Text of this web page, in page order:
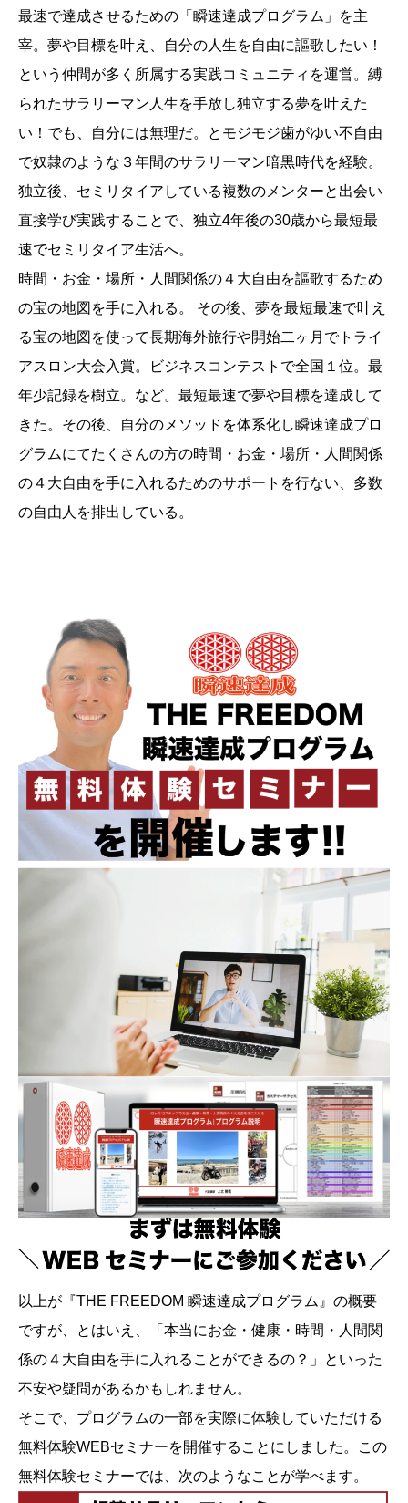
最速で達成させるための「瞬速達成プログラム」を主
宰。夢や目標を叶え、自分の人生を自由に謳歌したい！
という仲間が多く所属する実践コミュニティを運営。縛
られたサラリーマン人生を手放し独立する夢を叶えた
い！でも、自分には無理だ。とモジモジ歯がゆい不自由
で奴隷のような３年間のサラリーマン暗黒時代を経験。
独立後、セミリタイアしている複数のメンターと出会い
直接学び実践することで、独立4年後の30歳から最短最
速でセミリタイア生活へ。
時間・お金・場所・人間関係の４大自由を謳歌するため
の宝の地図を手に入れる。 その後、夢を最短最速で叶え
る宝の地図を使って長期海外旅行や開始二ヶ月でトライ
アスロン大会入賞。ビジネスコンテストで全国１位。最
年少記録を樹立。など。最短最速で夢や目標を達成して
きた。その後、自分のメソッドを体系化し瞬速達成プロ
グラムにてたくさんの方の時間・お金・場所・人間関係
の４大自由を手に入れるためのサポートを行ない、多数
の自由人を排出している。
以上が『THE FREEDOM 瞬速達成プログラム』の概要
ですが、とはいえ、「本当にお金・健康・時間・人間関
係の４大自由を手に入れることができるの？」といった
不安や疑問があるかもしれません。
そこで、プログラムの一部を実際に体験していただける
無料体験WEBセミナーを開催することにしました。この
無料体験セミナーでは、次のようなことが学べます。